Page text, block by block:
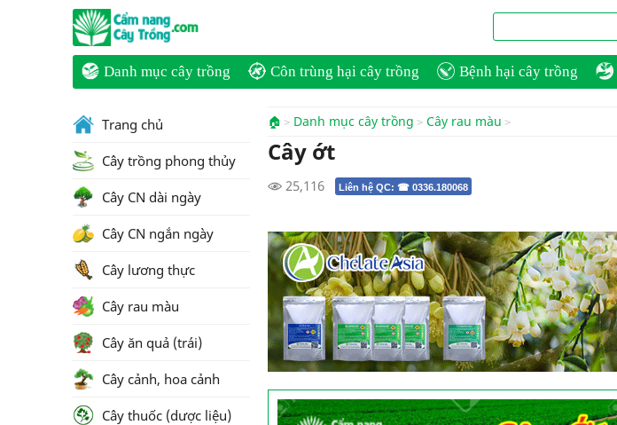
Danh mục cây trồng Côn trùng hại cây trồng Bệnh hại cây trồng
🏠 Danh mục cây trồng Cây rau màu
Cây ớt
25,116 Liên hệ QC: ☎ 0336.180068
Trang chủ
Cây trồng phong thủy
Cây CN dài ngày
Cây CN ngắn ngày
Cây lương thực
Cây rau màu
Cây ăn quả (trái)
Cây cảnh, hoa cảnh
Cây thuốc (dược liệu)